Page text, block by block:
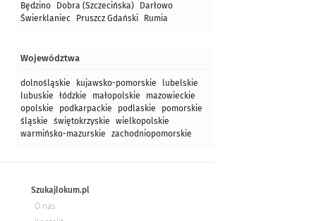
Będzino
Dobra (Szczecińska)
Darłowo
Świerklaniec
Pruszcz Gdański Rumia
Województwa
dolnośląskie kujawsko-pomorskie
lubelskie
lubuskie
łódzkie małopolskie
mazowieckie
opolskie
podkarpackie podlaskie
pomorskie
śląskie
świętokrzyskie
wielkopolskie
warmińsko-mazurskie
zachodniopomorskie
Szukajlokum.pl
O nas